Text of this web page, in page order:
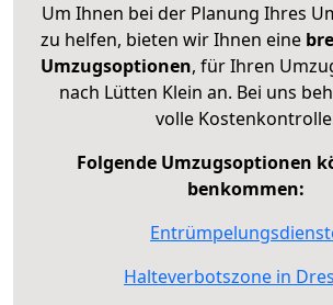
Um Ihnen bei der Planung Ihres
zu helfen, bieten wir Ihnen eine
Umzugsoptionen, für Ihren
nach Lütten Klein an. Bei uns
volle
Folgende Umzugsoptionen
benkommen:
Halteverbotszone in